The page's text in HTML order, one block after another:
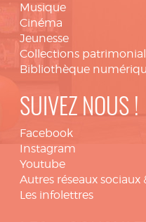
Musique
Cinéma
Jeunesse
Collections
Bibliothèque
SUIVEZ NOUS !
Facebook
Instagram
Youtube
Autres réseaux sociaux
Les infolettres